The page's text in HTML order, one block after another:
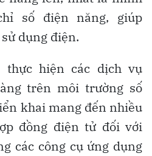
số điện năng, giúp
dụng điện.
thực hiện các dịch vụ
trên môi trường số
khai mang đến nhiều
đồng điện tử đối với
các công cụ ứng dụng